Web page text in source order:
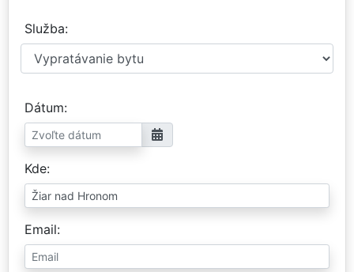
Služba
Dátum
Kde
Email